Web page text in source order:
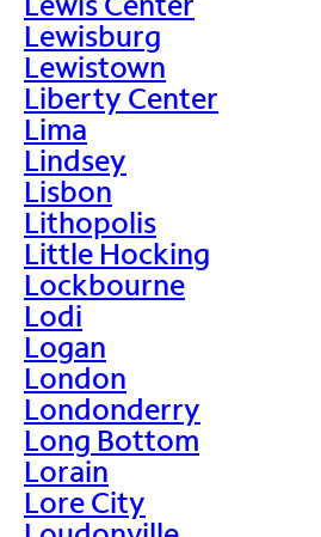
Lewisburg
Lewistown
Liberty Center
Lima
Lindsey
Lisbon
Lithopolis
Little Hocking
Lockbourne
Lodi
Logan
London
Londonderry
Long Bottom
Lorain
Lore City